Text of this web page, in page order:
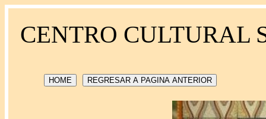
CENTRO CULTURAL
HOME REGRESAR A PAGINA ANTERIOR